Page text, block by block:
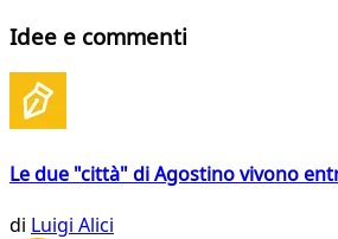
Idee e commenti
Le due "città" di Agostino vivono
di Luigi Alici